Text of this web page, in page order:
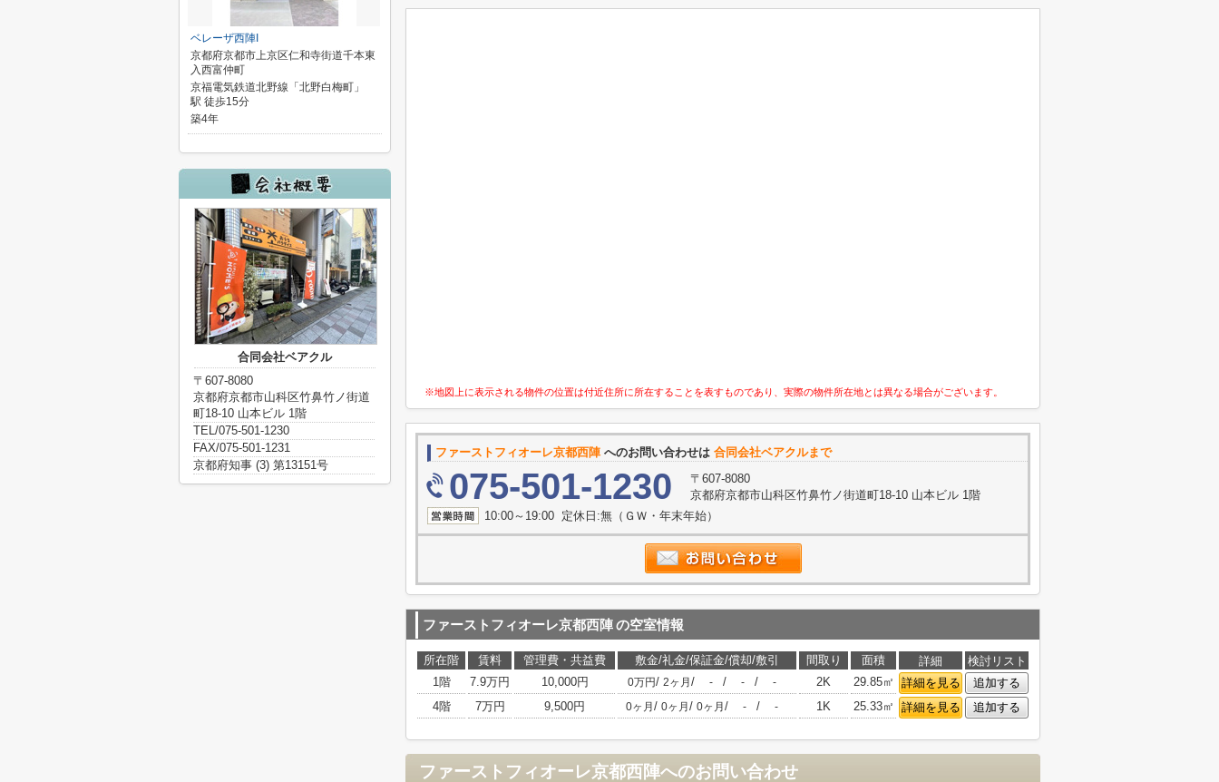
※地図上に表示される物件の位置は付近住所に所在することを表すものであり、実際の物件所在地とは異なる場合がございます。
ファーストフィオーレ京都西陣へのお問い合わせは 合同会社ベアクルまで
075-501-1230
〒607-8080
京都府京都市山科区竹鼻竹ノ街道町18-10 山本ビル 1階
10:00～19:00 定休日:無（ＧＷ・年末年始）
ファーストフィオーレ京都西陣の空室情報
所在階 賃料 管理費・共益費 敷金/礼金/保証金/償却/敷引 間取り 面積 詳細
検討リスト
1階
7.9万円 10,000円 0万円/ 2ヶ月 / - / - / - 2K 29.85㎡ 詳細を見る
追加する
4階
7万円 9,500円 0ヶ月 / 0ヶ月 / 0ヶ月 / - / - 1K 25.33㎡ 詳細を見る 追加する
ファーストフィオーレ京都西陣へのお問い合わせ
ベレーザ西陣I
京都府京都市上京区仁和寺街道千本東
入西富仲町
京福電気鉄道北野線「北野白梅町」
駅 徒歩15分
築4年
合同会社ベアクル
〒607-8080
京都府京都市山科区竹鼻竹ノ街道
町18-10 山本ビル 1階
TEL/075-501-1230
FAX/075-501-1231
京都府知事 (3) 第13151号